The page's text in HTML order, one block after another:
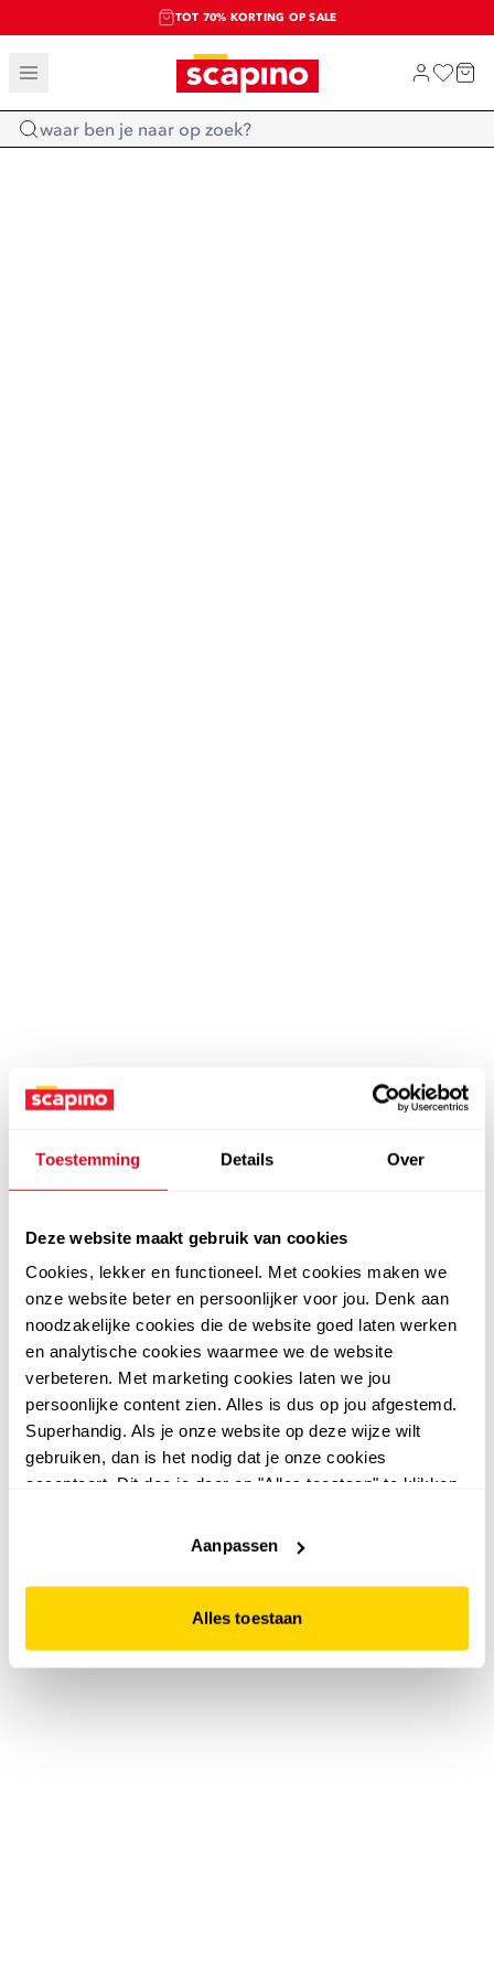
Toestemming Details Over
Deze website maakt gebruik van cookies
Cookies, lekker en functioneel. Met cookies maken we
onze website beter en persoonlijker voor jou. Denk aan
noodzakelijke cookies die de website goed laten werken
en analytische cookies waarmee we de website
verbeteren. Met marketing cookies laten we jou
persoonlijke content zien. Alles is dus op jou afgestemd.
Superhandig. Als je onze website op deze wijze wilt
gebruiken, dan is het nodig dat je onze cookies
accepteert. Dit doe je door op "Alles toestaan" te klikken.
website niet optimaal functioneert.
Aanpassen
Alles toestaan
TOT 70% KORTING OP SALE
SALE: LAATSTE KANS!
SHOP NIEUW
Home